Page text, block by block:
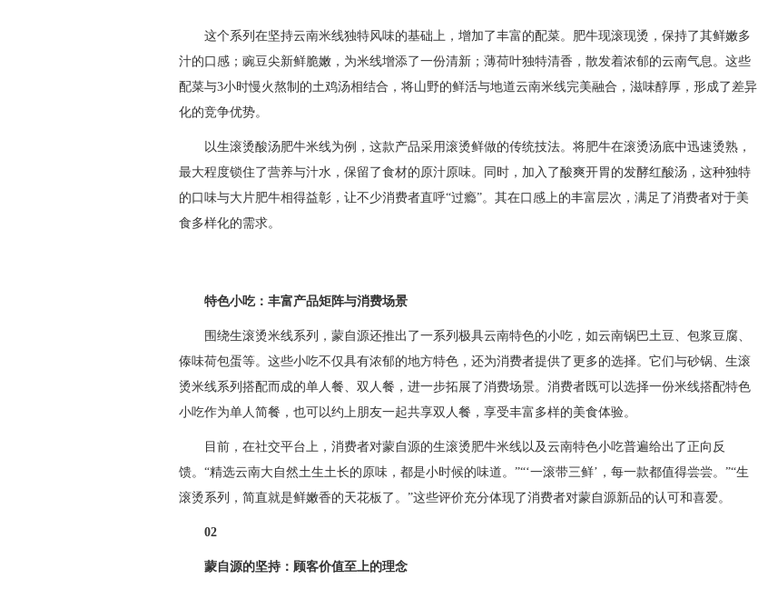
这个系列在坚持云南米线独特风味的基础上，增加了丰富的配菜。肥牛现滚现烫，保持了其鲜嫩多
汁的口感；豌豆尖新鲜脆嫩，为米线增添了一份清新；薄荷叶独特清香，散发着浓郁的云南气息。这些
配菜与3小时慢火熬制的土鸡汤相结合，将山野的鲜活与地道云南米线完美融合，滋味醇厚，形成了差异
化的竞争优势。
以生滚烫酸汤肥牛米线为例，这款产品采用滚烫鲜做的传统技法。将肥牛在滚烫汤底中迅速烫熟，
最大程度锁住了营养与汁水，保留了食材的原汁原味。同时，加入了酸爽开胃的发酵红酸汤，这种独特
的口味与大片肥牛相得益彰，让不少消费者直呼“过瘾”。其在口感上的丰富层次，满足了消费者对于美
食多样化的需求。
特色小吃：丰富产品矩阵与消费场景
围绕生滚烫米线系列，蒙自源还推出了一系列极具云南特色的小吃，如云南锅巴土豆、包浆豆腐、
傣味荷包蛋等。这些小吃不仅具有浓郁的地方特色，还为消费者提供了更多的选择。它们与砂锅、生滚
烫米线系列搭配而成的单人餐、双人餐，进一步拓展了消费场景。消费者既可以选择一份米线搭配特色
小吃作为单人简餐，也可以约上朋友一起共享双人餐，享受丰富多样的美食体验。
目前，在社交平台上，消费者对蒙自源的生滚烫肥牛米线以及云南特色小吃普遍给出了正向反
馈。“精选云南大自然土生土长的原味，都是小时候的味道。”“‘一滚带三鲜’，每一款都值得尝尝。”“生
滚烫系列，简直就是鲜嫩香的天花板了。”这些评价充分体现了消费者对蒙自源新品的认可和喜爱。
02
蒙自源的坚持：顾客价值至上的理念